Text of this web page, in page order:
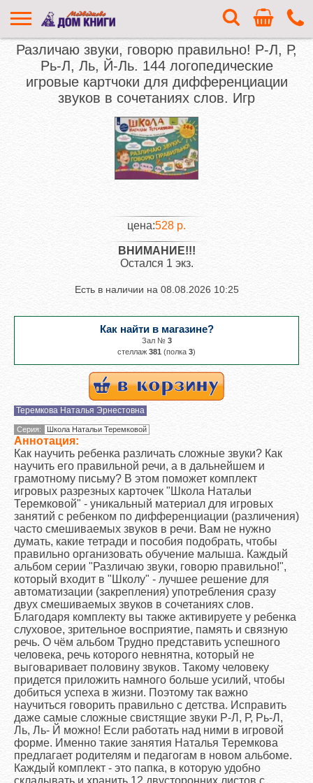
Различаю звуки, говорю правильно! Р-Л, Р,
Рь-Л, Ль, Й-Ль. 144 логопедические
игровые картчоки для дифференциации
звуков в сочетаниях слов. Игр
Теремкова Наталья Эрнестовна
Серия: Школа Натальи Теремковой
Аннотация:
Как научить ребенка различать сложные звуки? Как
научить его правильной речи, а в дальнейшем и
грамотному письму? В этом поможет комплект
игровых разрезных карточек "Школа Натальи
Теремковой" - уникальный материал для игровых
занятий с ребенком по дифференциации (различения)
часто смешиваемых звуков в речи. Вам не нужно
думать, какие тетради и пособия подобрать, чтобы
правильно организовать обучение малыша. Каждый
альбом серии "Различаю звуки, говорю правильно!",
который входит в "Школу" - лучшее решение для
автоматизации (закрепления) употребления сразу
двух смешиваемых звуков в сочетаниях слов.
Благодаря комплекту вы также активируете у ребенка
слуховое, зрительное восприятие, память и связную
речь. О чём альбом Трудно представить успешного
человека, речь которого невнятна, который не
выговаривает половину звуков. Такому человеку
придется приложить намного больше усилий, чтобы
добиться успеха в жизни. Поэтому так важно
научиться говорить правильно с детства. Исправить
даже самые сложные свистящие звуки Р-Л, Р, Рь-Л,
Ль, Ль- Й можно! Если работать над ними в игровой
форме. Именно такие занятия Наталья Теремкова
предлагает родителям и педагогам в новом альбоме.
Каждый комплект - это папка, в которую удобно
цена:528 р.
ВНИМАНИЕ!!!
Остался 1 экз.
Есть в наличии на 08.08.2026 10:25
Как найти в магазине?
Зал № 3
cтеллаж 381 (полка 3)